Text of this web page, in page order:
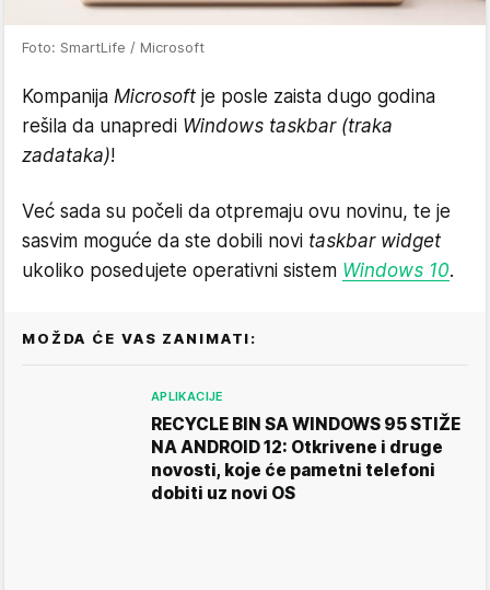
Foto: SmartLife / Microsoft
Kompanija Microsoft je posle zaista dugo godina
rešila da unapredi Windows taskbar (traka
zadataka)!
Već sada su počeli da otpremaju ovu novinu, te je
sasvim moguće da ste dobili novi taskbar widget
ukoliko posedujete operativni sistem Windows 10.
MOŽDA ĆE VAS ZANIMATI:
APLIKACIJE
RECYCLE BIN SA WINDOWS 95 STIŽE
NA ANDROID 12: Otkrivene i druge
novosti, koje će pametni telefoni
dobiti uz novi OS